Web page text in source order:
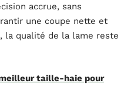
accrue, sans
une coupe nette et
la qualité de la lame reste
taille-haie pour